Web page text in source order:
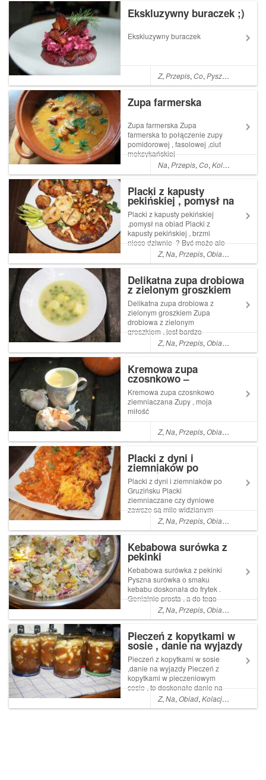
Read More ... Artykuł Pyszne
Kofty po polsku pochodzi z
serwisu Ogrodnik...
Ekskluzywny buraczek ;)
Ekskluzywny buraczek
Z,Przepis,Co,Pyszne
Zupa farmerska
Zupa farmerska Zupa
farmerska to połączenie zupy
pomidorowej , fasolowej ,ciut
meksykańskiej
Na,Przepis,Co,Kolacja
Placki z kapusty
pekińskiej , pomysł na
obiad
Placki z kapusty pekińskiej
,pomysł na obiad Placki z
kapusty pekińskiej , brzmi
nieco dziwnie ? Być może ale
na pewno jest to pyszne
danie . Zainspirowane
More ... Artykuł Placki z
kapusty pekińskiej , pomysł
na obiad pochod...
Z,Na,Przepis,Obiad ,
Delikatna zupa drobiowa
z zielonym groszkiem
Delikatna zupa drobiowa z
zielonym groszkiem Zupa
drobiowa z zielonym
groszkiem , jest bardzo
delikatna w smaku , dzięki
czemu nawet młodsze dzieci
Oczywiście nie Read More ...
Artykuł Delikatna zupa
drobiowa z zielonym
groszkie...
Z,Na,Przepis,Obiad ,
Kremowa zupa
czosnkowo –
ziemniaczana
Kremowa zupa czosnkowo
ziemniaczana Zupy , moja
miłość
Z,Na,Przepis,Obiad ,
Placki z dyni i
ziemniaków po
Gruzińsku
Placki z dyni i ziemniaków po
Gruzińsku Placki
ziemniaczane czy dyniowe
zawsze są mile widzianym
gościem na obiedzie w
naszym domu . Najlepiej jak
wielowarzywne
Z,Na,Przepis,Obiad ,
Kebabowa surówka z
pekinki
Kebabowa surówka z pekinki
Pyszna surówka o smaku
kebabu doskonała do frytek .
Genialnie prosta , a do tego
wegetariańska. Moi chłopcy
nie przepadają za surowymi
Read More ... Artykuł
Kebabowa surówka z pekinki
pochodzi z serwi...
Z,Na,Przepis,Obiad ,
Pieczeń z kopytkami w
sosie , danie na wyjazdy
Pieczeń z kopytkami w sosie
,danie na wyjazdy Pieczeń z
kopytkami w pieczeniowym
sosie , to doskonałe danie na
wyjazdy . Sprawdzi się także
jako gotowiec , czekający na
Z,Na,Obiad,Kolacja ,